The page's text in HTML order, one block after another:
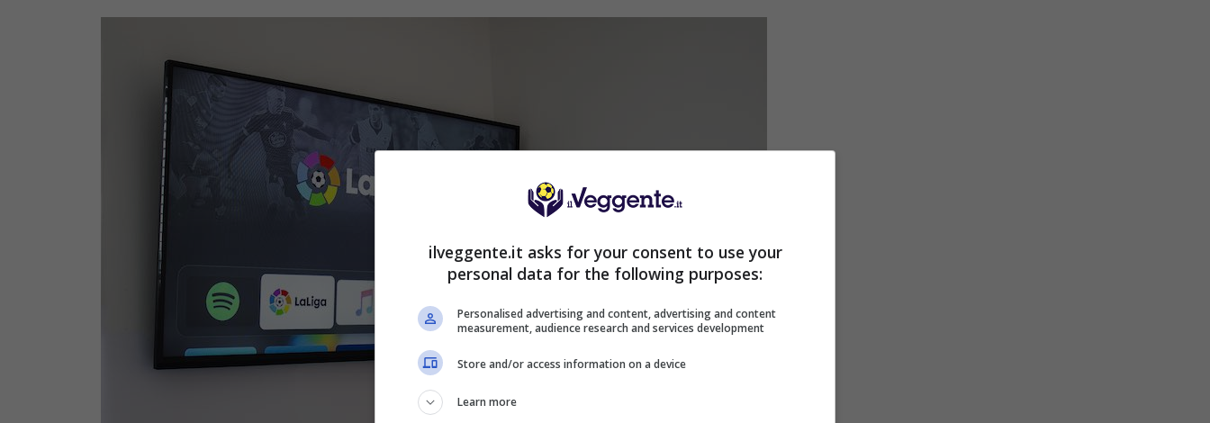
ilveggente.it asks for your consent to use your
personal data for the following purposes:
Personalised advertising and content, advertising and content
measurement, audience research and services development
Store and/or access information on a device
Learn more